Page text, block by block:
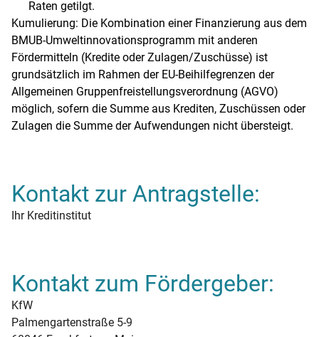
Raten getilgt.
Kumulierung: Die Kombination einer Finanzierung aus dem
BMUB-Umweltinnovationsprogramm mit anderen
Fördermitteln (Kredite oder Zulagen/Zuschüsse) ist
grundsätzlich im Rahmen der EU-Beihilfegrenzen der
Allgemeinen Gruppenfreistellungsverordnung (AGVO)
möglich, sofern die Summe aus Krediten, Zuschüssen oder
Zulagen die Summe der Aufwendungen nicht übersteigt.
Kontakt zur Antragstelle:
Ihr Kreditinstitut
Kontakt zum Fördergeber:
KfW
Palmengartenstraße 5-9